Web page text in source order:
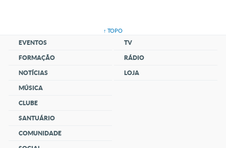
↑ TOPO
EVENTOS
FORMAÇÃO
NOTÍCIAS
MÚSICA
CLUBE
SANTUÁRIO
COMUNIDADE
TV
RÁDIO
LOJA